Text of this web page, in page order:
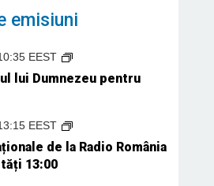
emisiuni
EEST
lui Dumnezeu pentru
EEST
de la Radio România
13:00